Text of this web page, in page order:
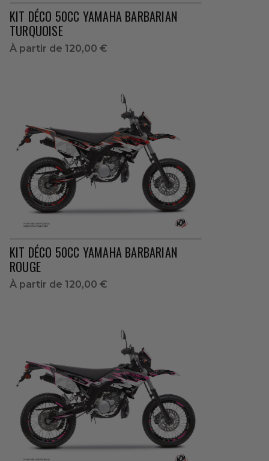
KIT DÉCO 50CC YAMAHA BARBARIAN
TURQUOISE
À partir de 120,00 €
KIT DÉCO 50CC YAMAHA BARBARIAN
ROUGE
À partir de 120,00 €